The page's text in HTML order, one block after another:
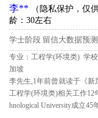
人才
李** （隐私保护，仅
龄：30左右
学士阶段 留信大数据预
专业：工程学(环境类) 学
加坡
李先生,1年前曾就读于《
工程学(环境类)相关工作12
hnological University成立